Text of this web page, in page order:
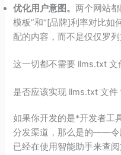
优化用户意图。两个网站
模板”和“[品牌]利率对比如
配的内容，而不是仅仅罗列
这一切都不需要 llms.txt 文
是否应该实现 llms.txt 文件
如果你开发的是*开发者工
分发渠道，那么是的——令
已经在使用智能助手来查阅